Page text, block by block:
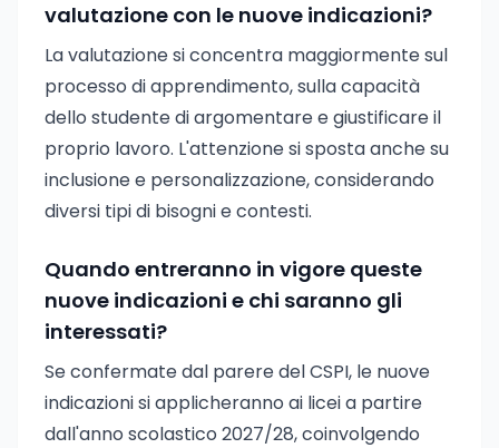
valutazione con le nuove indicazioni?
La valutazione si concentra maggiormente sul
processo di apprendimento, sulla capacità
dello studente di argomentare e giustificare il
proprio lavoro. L'attenzione si sposta anche su
inclusione e personalizzazione, considerando
diversi tipi di bisogni e contesti.
Quando entreranno in vigore queste
nuove indicazioni e chi saranno gli
interessati?
Se confermate dal parere del CSPI, le nuove
indicazioni si applicheranno ai licei a partire
dall'anno scolastico 2027/28, coinvolgendo